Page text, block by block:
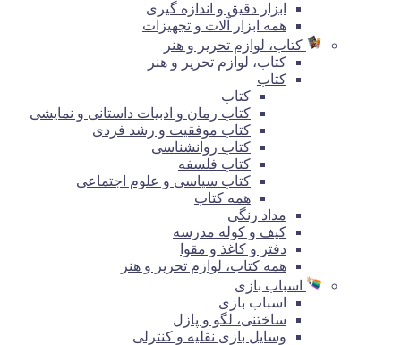
ابزار دقیق و اندازه گیری
همه ابزار آلات و تجهیزات
کتاب، لوازم تحریر و هنر
کتاب، لوازم تحریر و هنر
کتاب
کتاب
کتاب رمان و ادبیات داستانی و نمایشی
کتاب موفقیت و رشد فردی
کتاب روانشناسی
کتاب فلسفه
کتاب سیاسی و علوم اجتماعی
همه کتاب
مداد رنگی
کیف و کوله مدرسه
دفتر و کاغذ و مقوا
همه کتاب، لوازم تحریر و هنر
اسباب بازی
اسباب بازی
ساختنی، لگو و پازل
وسایل بازی نقلیه و کنترلی